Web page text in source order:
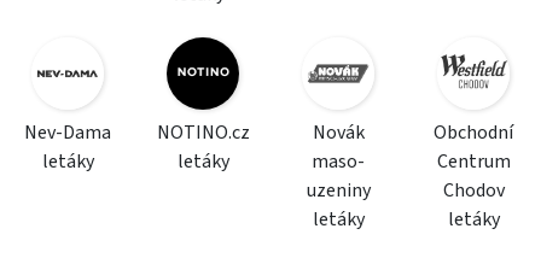
Nev-Dama
letáky
NOTINO.cz
letáky
Novák
maso-
uzeniny
letáky
Obchodní
Centrum
Chodov
letáky